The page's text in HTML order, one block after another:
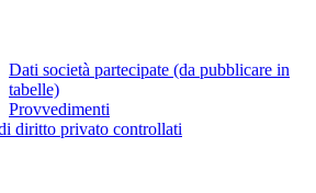
Dati società partecipate (da pubblicare in
tabelle)
Provvedimenti
diritto privato controllati